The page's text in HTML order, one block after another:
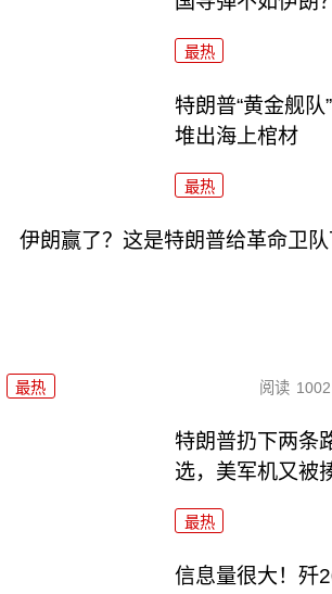
最热
特朗普“黄金舰
堆出海上棺材
最热
伊朗赢了？这是特朗普给革命卫队
最热 阅读 1002
特朗普扔下两条
选，美军机又被
最热
信息量很大！歼